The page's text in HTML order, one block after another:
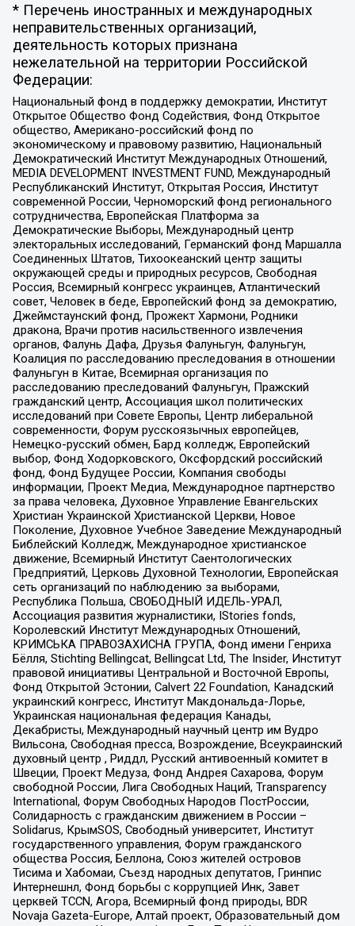
* Перечень иностранных и международных
неправительственных организаций,
деятельность которых признана
нежелательной на территории Российской
Федерации:
Национальный фонд в поддержку демократии, Институт
Открытое Общество Фонд Содействия, Фонд Открытое
общество, Американо-российский фонд по
экономическому и правовому развитию, Национальный
Демократический Институт Международных Отношений,
MEDIA DEVELOPMENT INVESTMENT FUND, Международный
Республиканский Институт, Открытая Россия, Институт
современной России, Черноморский фонд регионального
сотрудничества, Европейская Платформа за
Демократические Выборы, Международный центр
электоральных исследований, Германский фонд Маршалла
Соединенных Штатов, Тихоокеанский центр защиты
окружающей среды и природных ресурсов, Свободная
Россия, Всемирный конгресс украинцев, Атлантический
совет, Человек в беде, Европейский фонд за демократию,
Джеймстаунский фонд, Прожект Хармони, Родники
дракона, Врачи против насильственного извлечения
органов, Фалунь Дафа, Друзья Фалуньгун, Фалуньгун,
Коалиция по расследованию преследования в отношении
Фалуньгун в Китае, Всемирная организация по
расследованию преследований Фалуньгун, Пражский
гражданский центр, Ассоциация школ политических
исследований при Совете Европы, Центр либеральной
современности, Форум русскоязычных европейцев,
Немецко-русский обмен, Бард колледж, Европейский
выбор, Фонд Ходорковского, Оксфордский российский
фонд, Фонд Будущее России, Компания свободы
информации, Проект Медиа, Международное партнерство
за права человека, Духовное Управление Евангельских
Христиан Украинской Христианской Церкви, Новое
Поколение, Духовное Учебное Заведение Международный
Библейский Колледж, Международное христианское
движение, Всемирный Институт Саентологических
Предприятий, Церковь Духовной Технологии, Европейская
сеть организаций по наблюдению за выборами,
Республика Польша, СВОБОДНЫЙ ИДЕЛЬ-УРАЛ,
Ассоциация развития журналистики, IStories fonds,
Королевский Институт Международных Отношений,
КРИМСЬКА ПРАВОЗАХИСНА ГРУПА, Фонд имени Генриха
Бёлля, Stichting Bellingcat, Bellingcat Ltd, The Insider, Институт
правовой инициативы Центральной и Восточной Европы,
Фонд Открытой Эстонии, Calvert 22 Foundation, Канадский
украинский конгресс, Институт Макдональда-Лорье,
Украинская национальная федерация Канады,
Декабристы, Международный научный центр им Вудро
Вильсона, Свободная пресса, Возрождение, Всеукраинский
духовный центр , Риддл, Русский антивоенный комитет в
Швеции, Проект Медуза, Фонд Андрея Сахарова, Форум
свободной России, Лига Свободных Наций, Transparеncy
International, Форум Свободных Народов ПостРоссии,
Солидарность с гражданским движением в России –
Solidarus, КрымSOS, Свободный университет, Институт
государственного управления, Форум гражданского
общества Россия, Беллона, Союз жителей островов
Тисима и Хабомаи, Съезд народных депутатов, Гринпис
Интернешнл, Фонд борьбы с коррупцией Инк, Завет
церквей TCCN, Агора, Всемирный фонд природы, BDR
Novaja Gazeta-Europe, Алтай проект, Образовательный дом